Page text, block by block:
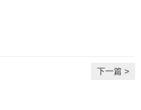
下一篇 >